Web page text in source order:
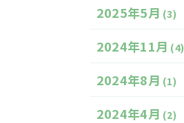
2025年5月 (3)
2024年11月 (4)
2024年8月 (1)
2024年4月 (2)